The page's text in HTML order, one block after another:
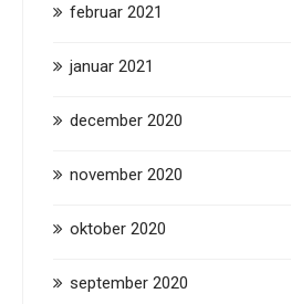
februar 2021
januar 2021
december 2020
november 2020
oktober 2020
september 2020